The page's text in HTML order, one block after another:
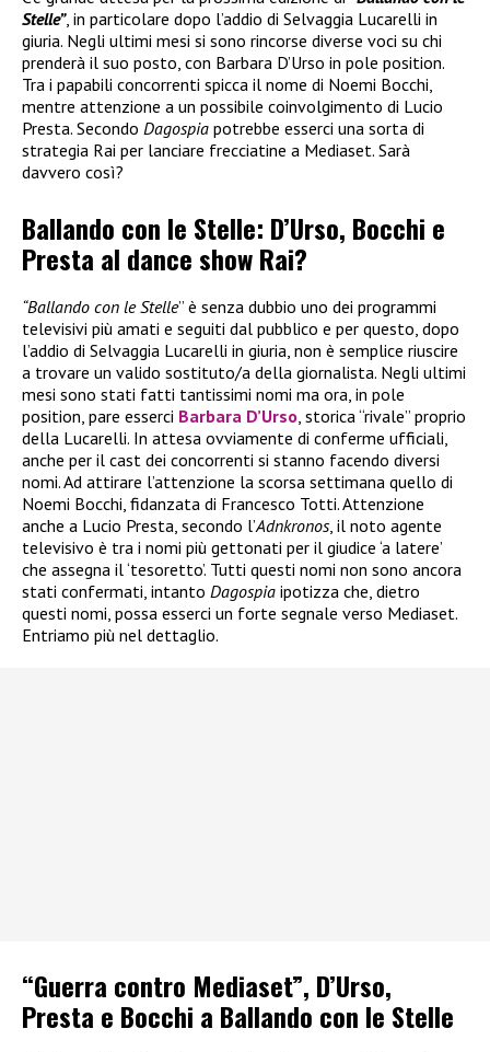
Stelle”, in particolare dopo l’addio di Selvaggia Lucarelli in
giuria. Negli ultimi mesi si sono rincorse diverse voci su chi
prenderà il suo posto, con Barbara D’Urso in pole position.
Tra i papabili concorrenti spicca il nome di Noemi Bocchi,
mentre attenzione a un possibile coinvolgimento di Lucio
Presta. Secondo Dagospia potrebbe esserci una sorta di
strategia Rai per lanciare frecciatine a Mediaset. Sarà
davvero così?
Ballando con le Stelle: D’Urso, Bocchi e
Presta al dance show Rai?
“Ballando con le Stelle” è senza dubbio uno dei programmi
televisivi più amati e seguiti dal pubblico e per questo, dopo
l’addio di Selvaggia Lucarelli in giuria, non è semplice riuscire
a trovare un valido sostituto/a della giornalista. Negli ultimi
mesi sono stati fatti tantissimi nomi ma ora, in pole
position, pare esserci Barbara D’Urso , storica “rivale” proprio
della Lucarelli. In attesa ovviamente di conferme ufficiali,
anche per il cast dei concorrenti si stanno facendo diversi
nomi. Ad attirare l’attenzione la scorsa settimana quello di
Noemi Bocchi, fidanzata di Francesco Totti. Attenzione
anche a Lucio Presta, secondo l’Adnkronos, il noto agente
televisivo è tra i nomi più gettonati per il giudice ‘a latere’
che assegna il ‘tesoretto’. Tutti questi nomi non sono ancora
stati confermati, intanto Dagospia ipotizza che, dietro
questi nomi, possa esserci un forte segnale verso Mediaset.
Entriamo più nel dettaglio.
“Guerra contro Mediaset”, D’Urso,
Presta e Bocchi a Ballando con le Stelle